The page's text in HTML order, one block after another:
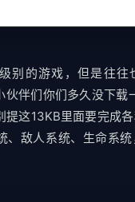
别的游戏，但是往往
伙伴们你们多久没下载
提这13KB里面要完成
、敌人系统、生命系